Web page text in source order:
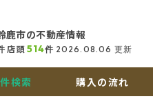
鹿市の不動産情報
店頭514件 2026.08.06 更新
検索 購入の流れ